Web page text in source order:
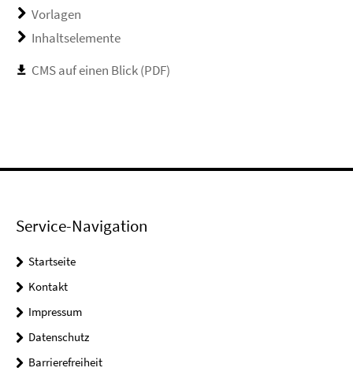
Vorlagen
Inhaltselemente
CMS auf einen Blick (PDF)
Service-Navigation
Startseite
Kontakt
Impressum
Datenschutz
Barrierefreiheit